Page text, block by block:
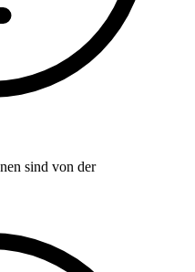
sind von der